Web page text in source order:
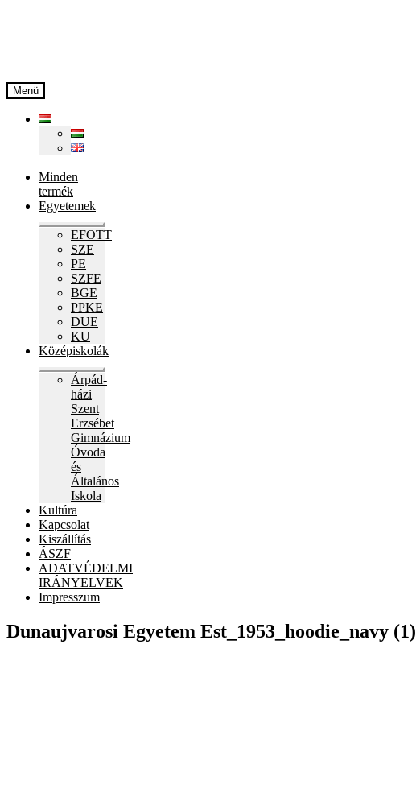
Menü
Minden
termék
Egyetemek
Expand
child
EFOTT
SZE
PE
SZFE
BGE
PPKE
DUE
KU
Középiskolák
Expand
child
Árpád-
házi
Szent
Erzsébet
Gimnázium
Óvoda
és
Általános
Iskola
Kultúra
Kapcsolat
Kiszállítás
ÁSZF
ADATVÉDELMI
IRÁNYELVEK
Impresszum
Dunaujvarosi Egyetem Est_1953_hoodie_navy (1)